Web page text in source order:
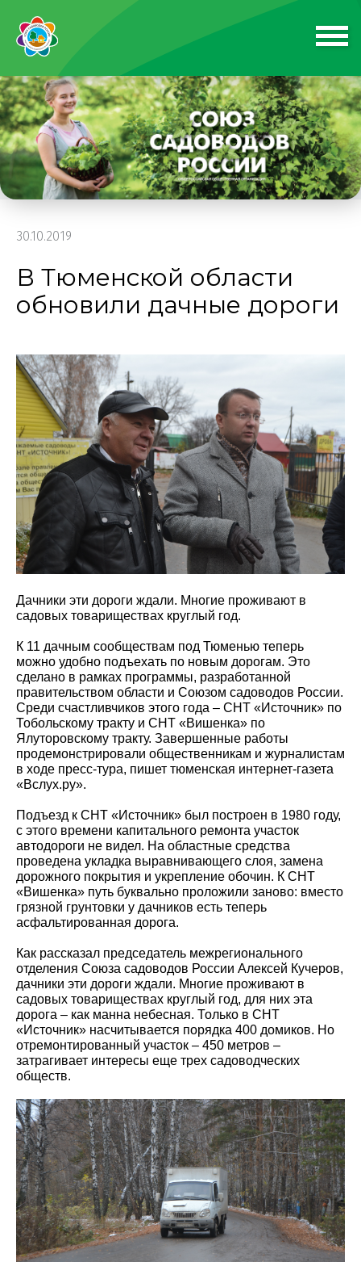
30.10.2019
В Тюменской области
обновили дачные дороги
Дачники эти дороги ждали. Многие проживают в
садовых товариществах круглый год.
К 11 дачным сообществам под Тюменью теперь
можно удобно подъехать по новым дорогам. Это
сделано в рамках программы, разработанной
правительством области и Союзом садоводов России.
Среди счастливчиков этого года – СНТ «Источник» по
Тобольскому тракту и СНТ «Вишенка» по
Ялуторовскому тракту. Завершенные работы
продемонстрировали общественникам и журналистам
в ходе пресс-тура, пишет тюменская интернет-газета
«Вслух.ру».
Подъезд к СНТ «Источник» был построен в 1980 году,
с этого времени капитального ремонта участок
автодороги не видел. На областные средства
проведена укладка выравнивающего слоя, замена
дорожного покрытия и укрепление обочин. К СНТ
«Вишенка» путь буквально проложили заново: вместо
грязной грунтовки у дачников есть теперь
асфальтированная дорога.
Как рассказал председатель межрегионального
отделения Союза садоводов России Алексей Кучеров,
дачники эти дороги ждали. Многие проживают в
садовых товариществах круглый год, для них эта
дорога – как манна небесная. Только в СНТ
«Источник» насчитывается порядка 400 домиков. Но
отремонтированный участок – 450 метров –
затрагивает интересы еще трех садоводческих
обществ.